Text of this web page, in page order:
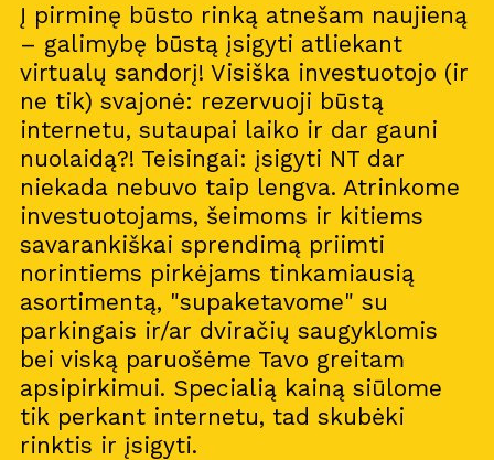
Į pirminę būsto rinką atnešam naujieną
– galimybę būstą įsigyti atliekant
virtualų sandorį! Visiška investuotojo (ir
ne tik) svajonė: rezervuoji būstą
internetu, sutaupai laiko ir dar gauni
nuolaidą?! Teisingai: įsigyti NT dar
niekada nebuvo taip lengva. Atrinkome
investuotojams, šeimoms ir kitiems
savarankiškai sprendimą priimti
norintiems pirkėjams tinkamiausią
asortimentą, "supaketavome" su
parkingais ir/ar dviračių saugyklomis
bei viską paruošėme Tavo greitam
apsipirkimui. Specialią kainą siūlome
tik perkant internetu, tad skubėki
rinktis ir įsigyti.